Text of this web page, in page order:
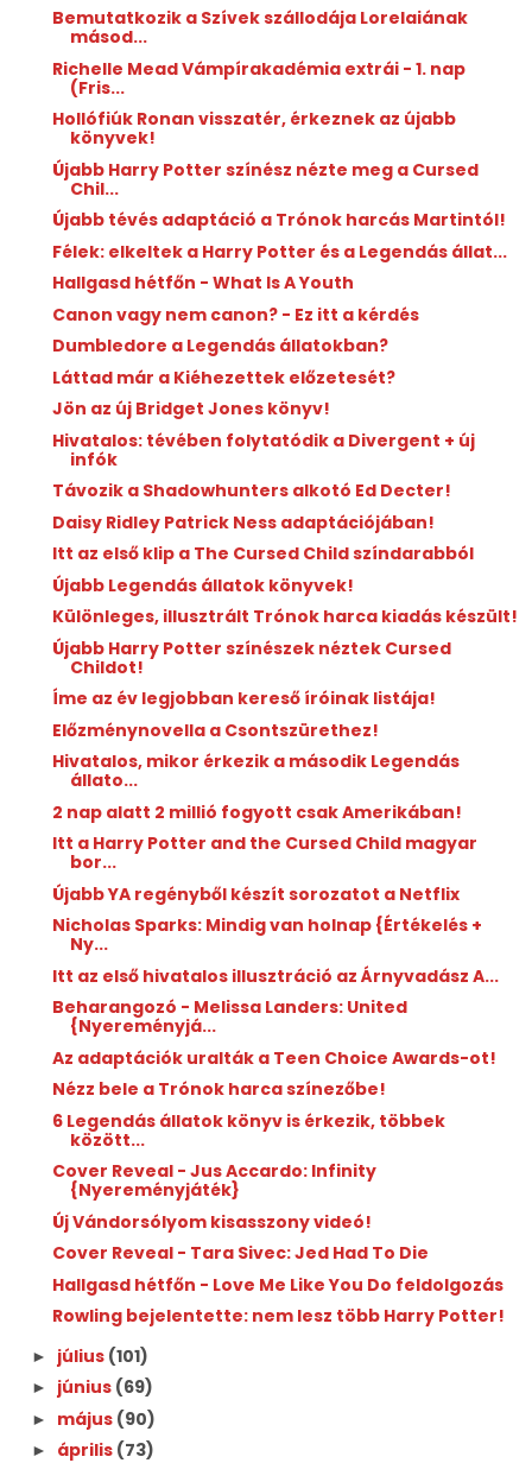
Bemutatkozik a Szívek szállodája Lorelaiának
másod...
Richelle Mead Vámpírakadémia extrái - 1. nap
(Fris...
Hollófiúk Ronan visszatér, érkeznek az újabb
könyvek!
Újabb Harry Potter színész nézte meg a Cursed
Chil...
Újabb tévés adaptáció a Trónok harcás Martintól!
Félek: elkeltek a Harry Potter és a Legendás állat...
Hallgasd hétfőn - What Is A Youth
Canon vagy nem canon? - Ez itt a kérdés
Dumbledore a Legendás állatokban?
Láttad már a Kiéhezettek előzetesét?
Jön az új Bridget Jones könyv!
Hivatalos: tévében folytatódik a Divergent + új
infók
Távozik a Shadowhunters alkotó Ed Decter!
Daisy Ridley Patrick Ness adaptációjában!
Itt az első klip a The Cursed Child színdarabból
Újabb Legendás állatok könyvek!
Különleges, illusztrált Trónok harca kiadás készült!
Újabb Harry Potter színészek néztek Cursed
Childot!
Íme az év legjobban kereső íróinak listája!
Előzménynovella a Csontszürethez!
Hivatalos, mikor érkezik a második Legendás
állato...
2 nap alatt 2 millió fogyott csak Amerikában!
Itt a Harry Potter and the Cursed Child magyar
bor...
Újabb YA regényből készít sorozatot a Netflix
Nicholas Sparks: Mindig van holnap {Értékelés +
Ny...
Itt az első hivatalos illusztráció az Árnyvadász A...
Beharangozó - Melissa Landers: United
{Nyereményjá...
Az adaptációk uralták a Teen Choice Awards-ot!
Nézz bele a Trónok harca színezőbe!
6 Legendás állatok könyv is érkezik, többek
között...
Cover Reveal - Jus Accardo: Infinity
{Nyereményjáték}
Új Vándorsólyom kisasszony videó!
Cover Reveal - Tara Sivec: Jed Had To Die
Hallgasd hétfőn - Love Me Like You Do feldolgozás
Rowling bejelentette: nem lesz több Harry Potter!
► július (101)
► június (69)
► május (90)
► április (73)